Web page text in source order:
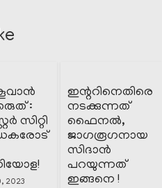
:
സിറ്റി
2023
ഇന്ററിനെതിരെ
നടക്കുന്നത്
ഫൈനൽ,
ജാഗരൂഗനായ
സിദാൻ
പറയുന്നത്
ഇങ്ങനെ !